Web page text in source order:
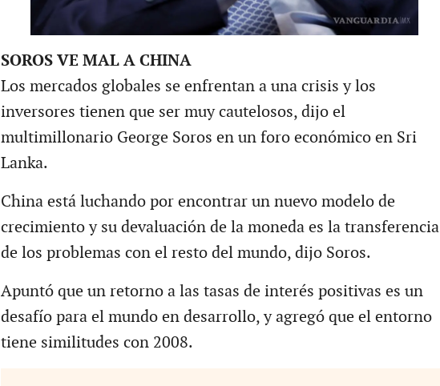
SOROS VE MAL A CHINA
Los mercados globales se enfrentan a una crisis y los
inversores tienen que ser muy cautelosos, dijo el
multimillonario George Soros en un foro económico en Sri
Lanka.
China está luchando por encontrar un nuevo modelo de
crecimiento y su devaluación de la moneda es la transferencia
de los problemas con el resto del mundo, dijo Soros.
Apuntó que un retorno a las tasas de interés positivas es un
desafío para el mundo en desarrollo, y agregó que el entorno
tiene similitudes con 2008.